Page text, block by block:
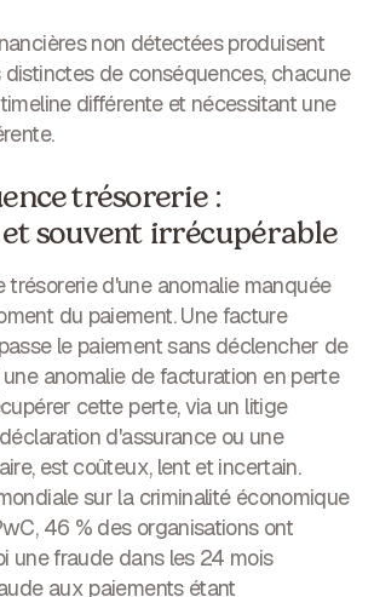
non détectées produisent
de conséquences, chacune
différente et nécessitant une
trésorerie :
souvent irrécupérable
trésorerie d'une anomalie manquée
du paiement. Une facture
le paiement sans déclencher de
anomalie de facturation en perte
cette perte, via un litige
d'assurance ou une
est coûteux, lent et incertain.
sur la criminalité économique
46 % des organisations ont
une fraude dans les 24 mois
aux paiements étant